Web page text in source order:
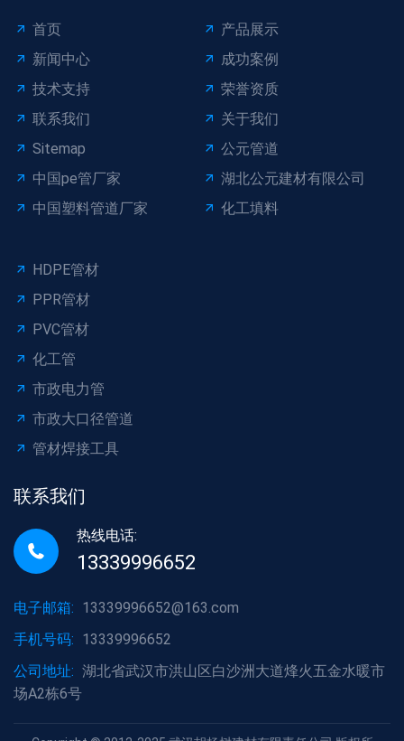
首页
产品展示
新闻中心
成功案例
技术支持
荣誉资质
联系我们
关于我们
Sitemap
公元管道
中国pe管厂家
湖北公元建材有限公司
中国塑料管道厂家
化工填料
HDPE管材
PPR管材
PVC管材
化工管
市政电力管
市政大口径管道
管材焊接工具
联系我们
热线电话:
13339996652
电子邮箱: 13339996652@163.com
手机号码: 13339996652
公司地址: 湖北省武汉市洪山区白沙洲大道烽火五金水暖市
场A2栋6号